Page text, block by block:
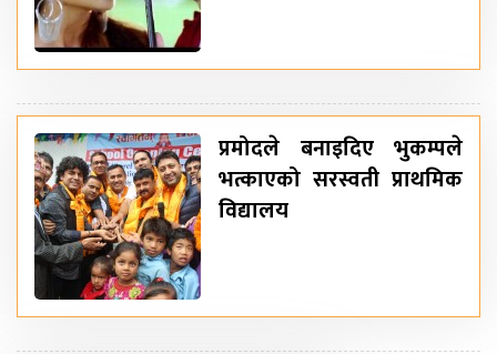
प्रमोदले बनाइदिए भुकम्पले
भत्काएको सरस्वती प्राथमिक
विद्यालय